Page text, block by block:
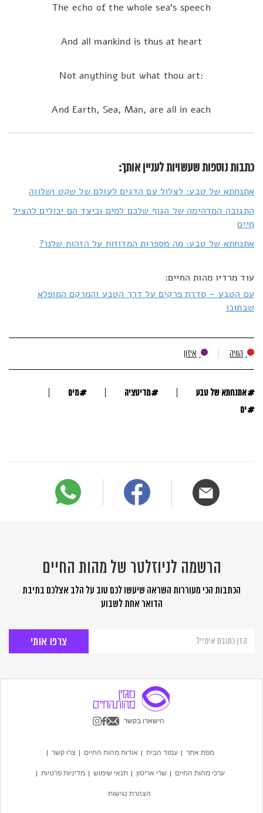
The echo of the whole sea’s speech
And all mankind is thus at heart
:Not anything but what thou art
And Earth, Sea, Man, are all in each
כתבות נוספות שעשויות לעניין אותך:
אתנחתא של טבע: לצלול עם הדגים לעולם של שקט ושלווה
התגובה המדהימה של הגוף שלכם למים וכיצד הם יכולים להציל
חיים
אתנחתא של טבע: מה מספרות המדוזות על הזהות שלנו?
עוד מרדיו מהות החיים:
עם הטבע – סדרת פרקים על דרך הטבע והמרקם המופלא
שבתוכו
הוויה איזון
#אתנחתא של טבע #מדיטציה #מים
#ים
הרשמה לניוזלטר של מהות החיים
הכתבות הכי מעוררות השראה שיעשו לכם טוב על הלב אצלכם בתיבת
הדואר אחת לשבוע
לניוזלטר
החיים
הישארו בקשר
מפת אתר עמוד הבית אודות מהות החיים צרו קשר
ערכי מהות החיים שרי אריסון תנאי שימוש מדיניות פרטיות
הצהרת נגישות